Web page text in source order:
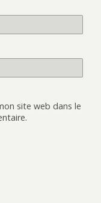
site web dans le